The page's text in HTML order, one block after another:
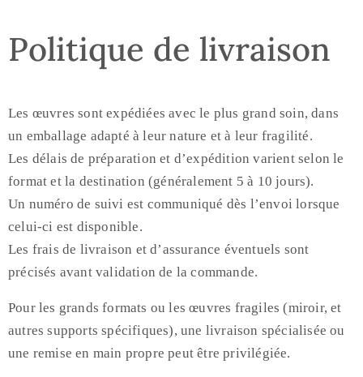
Politique de livraison
Les œuvres sont expédiées avec le plus grand soin, dans
un emballage adapté à leur nature et à leur fragilité.
Les délais de préparation et d’expédition varient selon le
format et la destination (généralement 5 à 10 jours).
Un numéro de suivi est communiqué dès l’envoi lorsque
celui-ci est disponible.
Les frais de livraison et d’assurance éventuels sont
précisés avant validation de la commande.
Pour les grands formats ou les œuvres fragiles (miroir, et
autres supports spécifiques), une livraison spécialisée ou
une remise en main propre peut être privilégiée.